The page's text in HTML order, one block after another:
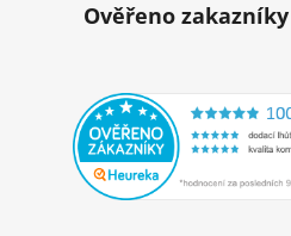
Ověřeno zakazníky